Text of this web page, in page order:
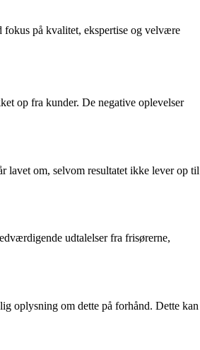
fokus på kvalitet, ekspertise og velvære
op fra kunder. De negative oplevelser
lavet om, selvom resultatet ikke lever op til
udtalelser fra frisørerne,
oplysning om dette på forhånd. Dette kan